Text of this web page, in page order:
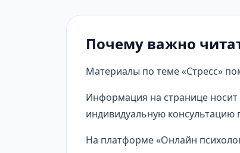
Почему важно
Материалы по теме «Стресс»
Информация на странице
индивидуальную консультацию
На платформе «Онлайн